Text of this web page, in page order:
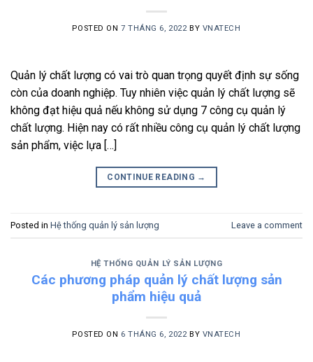
POSTED ON7 THÁNG 6, 2022BY VNATECH
Quản lý chất lượng có vai trò quan trọng quyết định sự sống
còn của doanh nghiệp. Tuy nhiên việc quản lý chất lượng sẽ
không đạt hiệu quả nếu không sử dụng 7 công cụ quản lý
chất lượng. Hiện nay có rất nhiều công cụ quản lý chất lượng
sản phẩm, việc lựa […]
CONTINUE READING →
Posted in Hệ thống quản lý sản lượng Leave a comment
HỆ THỐNG QUẢN LÝ SẢN LƯỢNG
Các phương pháp quản lý chất lượng sản
phẩm hiệu quả
POSTED ON 6 THÁNG 6, 2022BY VNATECH